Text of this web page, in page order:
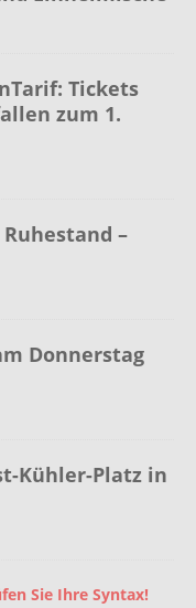
Tickets
zum 1.
–
Donnerstag
Kühler-Platz in
Sie Ihre Syntax!